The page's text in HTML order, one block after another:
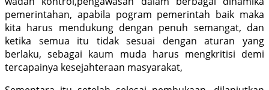
pemerintahan, apabila pogram pemerintah baik maka
kita harus mendukung dengan penuh semangat, dan
ketika semua itu tidak sesuai dengan aturan yang
berlaku, sebagai kaum muda harus mengkritisi demi
tercapainya kesejahteraan masyarakat,